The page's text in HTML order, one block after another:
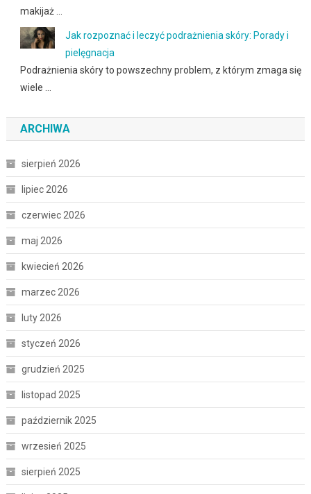
makijaż …
Jak rozpoznać i leczyć podrażnienia skóry: Porady i
pielęgnacja
Podrażnienia skóry to powszechny problem, z którym zmaga się
wiele …
ARCHIWA
sierpień 2026
lipiec 2026
czerwiec 2026
maj 2026
kwiecień 2026
marzec 2026
luty 2026
styczeń 2026
grudzień 2025
listopad 2025
październik 2025
wrzesień 2025
sierpień 2025